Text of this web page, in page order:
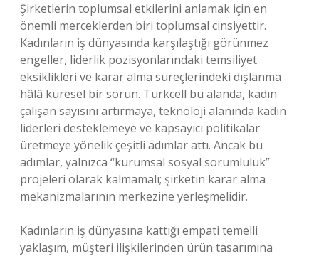
Şirketlerin toplumsal etkilerini anlamak için en
önemli merceklerden biri toplumsal cinsiyettir.
Kadınların iş dünyasında karşılaştığı görünmez
engeller, liderlik pozisyonlarındaki temsiliyet
eksiklikleri ve karar alma süreçlerindeki dışlanma
hâlâ küresel bir sorun. Turkcell bu alanda, kadın
çalışan sayısını artırmaya, teknoloji alanında kadın
liderleri desteklemeye ve kapsayıcı politikalar
üretmeye yönelik çeşitli adımlar attı. Ancak bu
adımlar, yalnızca “kurumsal sosyal sorumluluk”
projeleri olarak kalmamalı; şirketin karar alma
mekanizmalarının merkezine yerleşmelidir.
Kadınların iş dünyasına kattığı empati temelli
yaklaşım, müşteri ilişkilerinden ürün tasarımına